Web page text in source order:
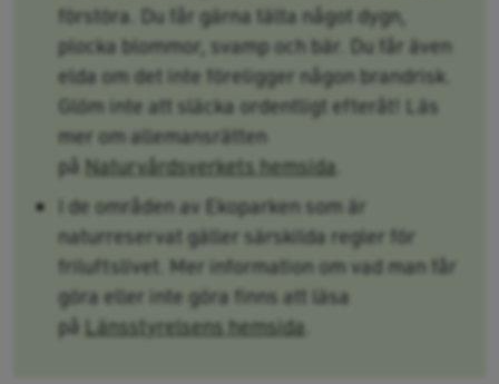
förstöra. Du får gärna tälta något dygn,
plocka blommor, svamp och bär. Du får även
elda om det inte föreligger någon brandrisk.
Glöm inte att släcka ordentligt efteråt! Läs
mer om allemansrätten
på Naturvårdsverkets hemsida
I de områden av Ekoparken som är
naturreservat gäller särskilda regler för
friluftslivet. Mer information om vad man får
göra eller inte göra finns att läsa
på Länsstyrelsens hemsida